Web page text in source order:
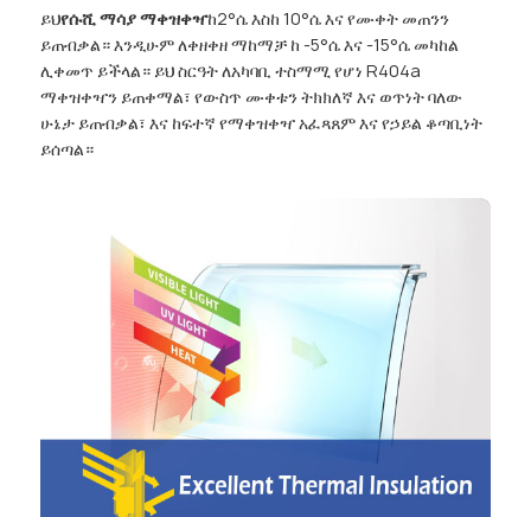
ይህየሱሺ ማሳያ ማቀዝቀዣከ2°ሴ እስከ 10°ሴ እና የሙቀት መጠንን
ይጠብቃል። እንዲሁም ለቀዘቀዘ ማከማቻ ከ -5°ሴ እና -15°ሴ መካከል
ሊቀመጥ ይችላል። ይህ ስርዓት ለአካባቢ ተስማሚ የሆነ R404a
ማቀዝቀዣን ይጠቀማል፣ የውስጥ ሙቀቱን ትክክለኛ እና ወጥነት ባለው
ሁኔታ ይጠብቃል፣ እና ከፍተኛ የማቀዝቀዣ አፈጻጸም እና የኃይል ቆጣቢነት
ይሰጣል።